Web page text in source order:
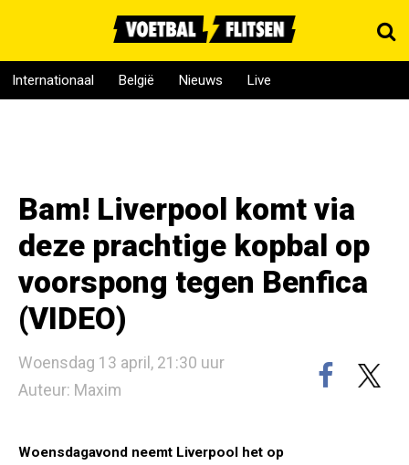
Internationaal België Nieuws Live
Bam! Liverpool komt via
deze prachtige kopbal op
voorspong tegen Benfica
(VIDEO)
Woensdag 13 april, 21:30 uur
Auteur: Maxim
Woensdagavond neemt Liverpool het op